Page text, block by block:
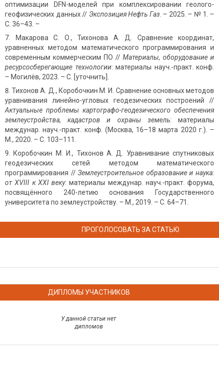
оптимизации DFN-моделей при комплексировании геолого-
геофизических данных // Экспозиция Нефть Газ. – 2025. – № 1. –
С. 36–43. –
Макарова С. О., Тихонова А. Д. Сравнение координат,
уравненных методом математического программирования и
современным коммерческим ПО // Материалы, оборудование и
ресурсосберегающие технологии: материалы науч.-практ. конф.
– Могилёв, 2023. – С. [уточнить].
Тихонов А. Д., Коробочкин М. И. Сравнение основных методов
уравнивания линейно-угловых геодезических построений //
Актуальные проблемы картографо-геодезического обеспечения
землеустройства, кадастров и охраны земель: материалы
междунар. науч.-практ. конф. (Москва, 16–18 марта 2020 г.). –
М., 2020. – С. 103–111.
Коробочкин М. И., Тихонов А. Д. Уравнивание спутниковых
геодезических сетей методом математического
программирования //Землеустроительное образование и наука:
от XVIII к XXI веку: материалы междунар. науч.-практ. форума,
посвящённого 240-летию основания Государственного
университета по землеустройству. – М., 2019. – С. 64–71.
ПРОГОЛОСОВАТЬ ЗА СТАТЬЮ
ДИПЛОМЫ УЧАСТНИКОВ
У данной статьи нет
дипломов